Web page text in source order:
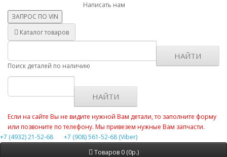
Написать нам
ЗАПРОС ПО VIN
Каталог товаров
Поиск деталей по наличию
НАЙТИ
НАЙТИ
Если на сайте Вы не видите нужной Вам детали, то заполните форму
или позвоните по телефону. Мы привезем нужные Вам запчасти.
+7 (4932) 21-52-68
+7 (908) 561-52-68 (Viber)
Товаров 0 (0р.)